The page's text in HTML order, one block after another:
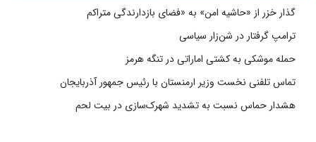
گذار خزر از «حاشیه امن» به «فضای بازدارندگی متراکم
ترامپ گرفتار در شن‌زار سیاسی
حمله موشکی به کشتی اماراتی در تنگه هرمز
تماس تلفنی نخست وزیر ارمنستان با رئیس جمهور آذربایجان
هشدار حماس نسبت به تشدید شهرک‌سازی در بیت‌ لحم